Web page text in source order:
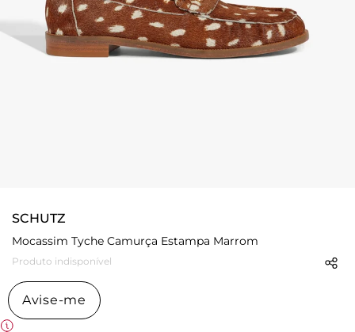
SCHUTZ
Mocassim Tyche Camurça Estampa Marrom
Produto indisponível
Avise-me